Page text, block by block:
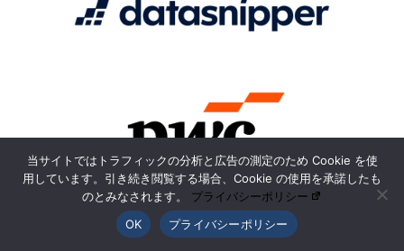
当サイトではトラフィックの分析と広告の測定のため Cookie を使
用しています。引き続き閲覧する場合、Cookie の使用を承諾したも
のとみなされます。 プライバシーポリシー
OK
プライバシーポリシー